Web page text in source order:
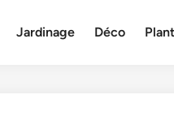
Jardinage Déco